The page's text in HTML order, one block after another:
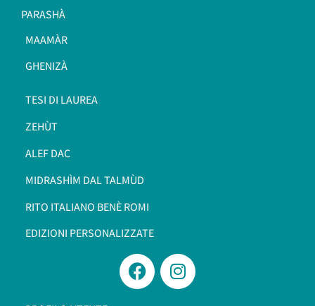
PARASHÀ
MAAMÀR
GHENIZÀ
TESI DI LAUREA
ZEHÙT
ALEF DAC
MIDRASHÌM DAL TALMÙD
RITO ITALIANO BENÈ ROMI​
EDIZIONI PERSONALIZZATE